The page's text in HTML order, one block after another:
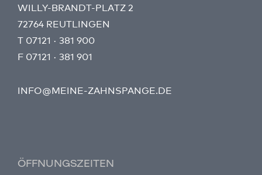
WILLY-BRANDT-PLATZ 2
72764 REUTLINGEN
T 07121 · 381 900
F 07121 · 381 901
INFO@MEINE-ZAHNSPANGE.DE
ÖFFNUNGSZEITEN